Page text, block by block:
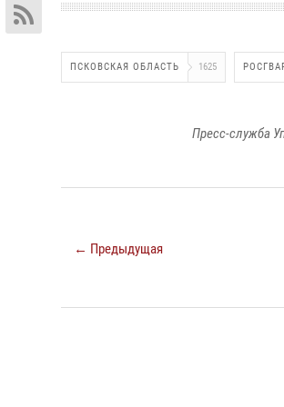
ПСКОВСКАЯ ОБЛАСТЬ 1625
Пресс-служба
← Предыдущая